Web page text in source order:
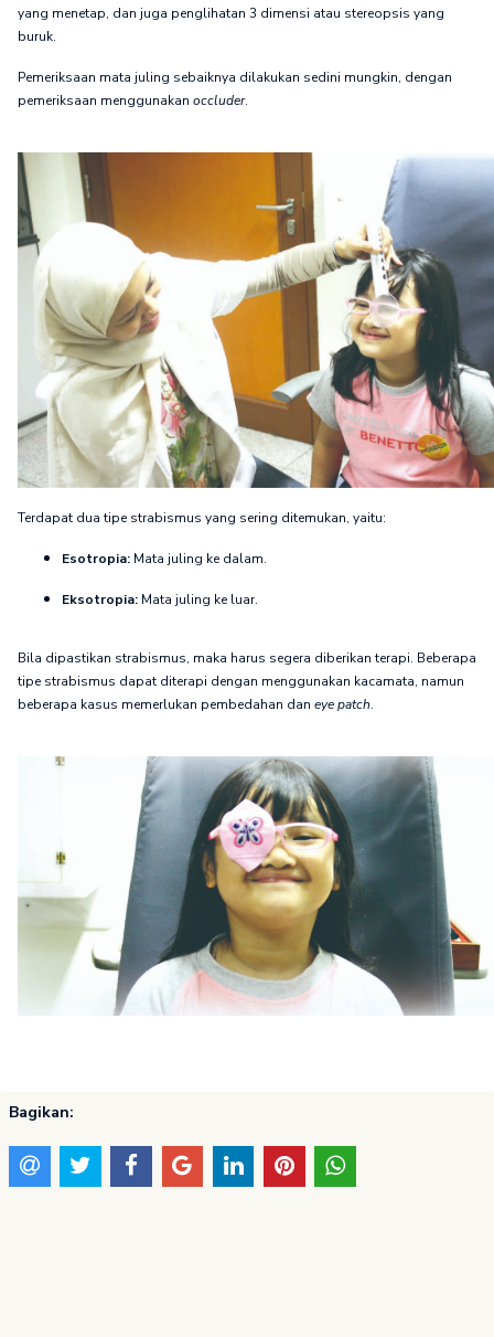
yang menetap, dan juga penglihatan 3 dimensi atau stereopsis yang
buruk.
Pemeriksaan mata juling sebaiknya dilakukan sedini mungkin, dengan
pemeriksaan menggunakan occluder.
Terdapat dua tipe strabismus yang sering ditemukan, yaitu:
Esotropia: Mata juling ke dalam.
Eksotropia: Mata juling ke luar.
Bila dipastikan strabismus, maka harus segera diberikan terapi. Beberapa
tipe strabismus dapat diterapi dengan menggunakan kacamata, namun
beberapa kasus memerlukan pembedahan dan eye patch.
Bagikan: